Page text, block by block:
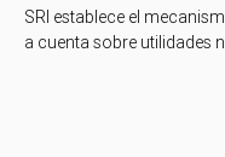
SRI establece el
a cuenta sobre utilidades